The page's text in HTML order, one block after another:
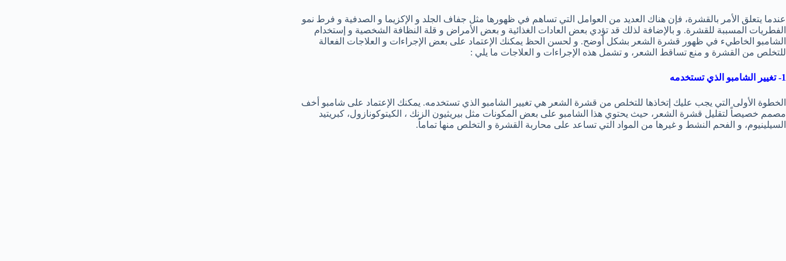
عندما يتعلق الأمر بالقشرة، فإن هناك العديد من العوامل التي تساهم في ظهورها مثل جفاف الجلد و الإكزيما و الصدفية و فرط نمو
الفطريات المسببة للقشرة. و بالإضافة لذلك قد تؤدي بعض العادات الغذائية و بعض الأمراض و قلة النظافة الشخصية و إستخدام
الشامبو الخاطيء في ظهور قشرة الشعر بشكل أوضح. و لحسن الحظ يمكنك الإعتماد على بعض الإجراءات و العلاجات الفعالة
للتخلص من القشرة و منع تساقط الشعر، و تشمل هذه الإجراءات و العلاجات ما يلي :
1- تغيير الشامبو الذي تستخدمه
الخطوة الأولى التي يجب عليك إتخاذها للتخلص من قشرة الشعر هي تغيير الشامبو الذي تستخدمه. يمكنك الإعتماد على شامبو أخف
مصمم خصيصاً لتقليل قشرة الشعر، حيث يحتوي هذا الشامبو على بعض المكونات مثل بيريثيون الزنك ، الكيتوكونازول، كبريتيد
السيلينيوم، و الفحم النشط و غيرها من المواد التي تساعد على محاربة القشرة و التخلص منها تماماً.